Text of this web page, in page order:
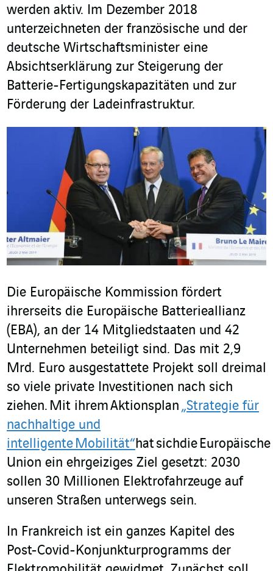
werden aktiv. Im Dezember 2018
unterzeichneten der französische und der
deutsche Wirtschaftsminister eine
Absichtserklärung zur Steigerung der
Batterie-Fertigungskapazitäten und zur
Förderung der Ladeinfrastruktur.
Die Europäische Kommission fördert
ihrerseits die Europäische Batterieallianz
(EBA), an der 14 Mitgliedstaaten und 42
Unternehmen beteiligt sind. Das mit 2,9
Mrd. Euro ausgestattete Projekt soll dreimal
so viele private Investitionen nach sich
ziehen. Mit ihremAktionsplan „Strategie für
nachhaltige und
intelligente Mobilität“hat sichdie Europäische
Union ein ehrgeiziges Ziel gesetzt: 2030
sollen 30 Millionen Elektrofahrzeuge auf
unseren Straßen unterwegs sein.
In Frankreich ist ein ganzes Kapitel des
Post-Covid-Konjunkturprogramms der